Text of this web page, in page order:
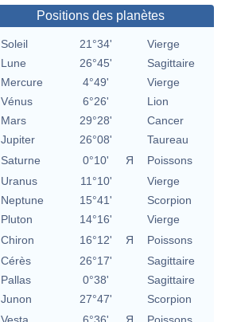
Positions des planètes
Soleil 21°34'
Vierge
Lune
26°45'
Sagittaire
Mercure
4°49'
Vierge
Vénus
6°26'
Lion
Mars
29°28'
Cancer
Jupiter
26°08'
Taureau
Saturne
0°10' Я
Poissons
Uranus
11°10'
Vierge
Neptune
15°41'
Scorpion
Pluton
14°16'
Vierge
Chiron
16°12' Я
Poissons
Cérès
26°17'
Sagittaire
Pallas
0°38'
Sagittaire
Junon
27°47'
Scorpion